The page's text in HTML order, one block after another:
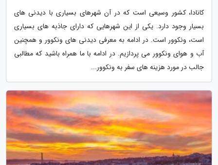
کانادا، کشور وسیعی است که در آن شهرهای بسیاری با دیدنی های
بسیار وجود دارد. یکی از این شهرهایی که دارای جاذبه های بسیاری
است، ونکوور است. در ادامه به معرفی دیدنی های ونکوور و همچنین
آب و هوای ونکوور می پردازیم. در ادامه با ما همراه باشید که مطالبی
جالب در مورد هزینه های سفر به ونکوور...